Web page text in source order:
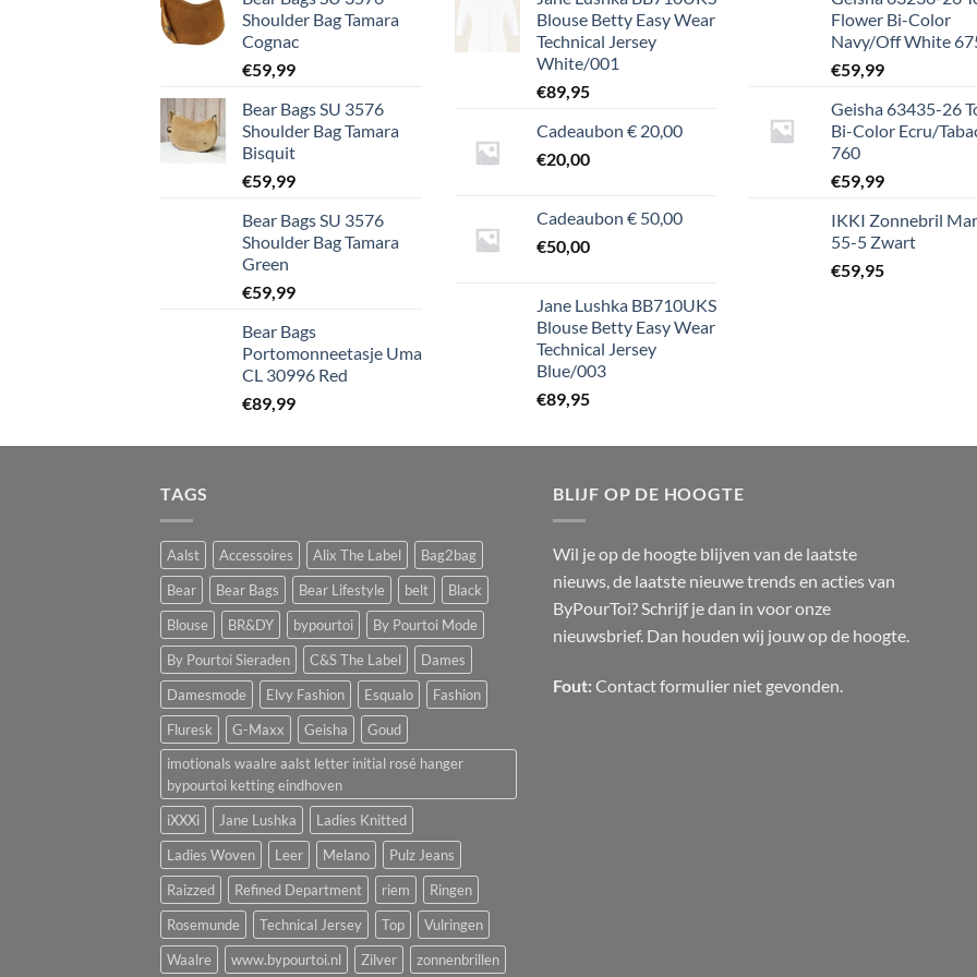
Shoulder Bag Tamara
Cognac
€59,99
Bear Bags SU 3576
Shoulder Bag Tamara
Bisquit
€59,99
Bear Bags SU 3576
Shoulder Bag Tamara
Green
€59,99
Bear Bags
Portomonneetasje Uma
CL 30996 Red
€89,99
Blouse Betty Easy Wear
Technical Jersey
White/001
€89,95
Cadeaubon € 20,00
€20,00
Cadeaubon € 50,00
€50,00
Jane Lushka BB710UKS
Blouse Betty Easy Wear
Technical Jersey
Blue/003
€89,95
Flower Bi-Color
Navy/Off White
€59,99
Geisha 63435-26
Bi-Color Ecru/
760
€59,99
IKKI Zonnebril
55-5 Zwart
€59,95
TAGS
Aalst Accessoires Alix The Label
Bag2bag
Bear
Bear Bags Bear Lifestyle belt
Black
Blouse
BR&DY bypourtoi
By Pourtoi Mode
By Pourtoi Sieraden
C&S The Label
Dames
Damesmode
Elvy Fashion Esqualo
Fashion
Fluresk
G-Maxx Geisha
Goud
imotionals waalre aalst letter initial rosé hanger
bypourtoi ketting eindhoven
iXXXi
Jane Lushka
Ladies Knitted
Ladies Woven
Leer Melano
Pulz Jeans
Raizzed
Refined Department riem
Ringen
Rosemunde
Technical Jersey Top
Vulringen
Waalre
www.bypourtoi.nl Zilver zonnenbrillen
BLIJF OP DE HOOGTE
Wil je op de hoogte blijven van de laatste
nieuws, de laatste nieuwe trends en acties van
ByPourToi? Schrijf je dan in voor onze
nieuwsbrief. Dan houden wij jouw op de hoogte.
Fout: Contact formulier niet gevonden.